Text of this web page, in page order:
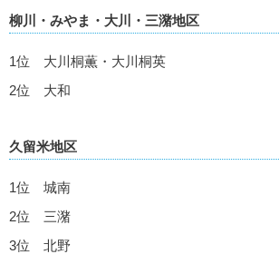
柳川・みやま・大川・三潴地区
1位 大川桐薫・大川桐英
2位 大和
久留米地区
1位 城南
2位 三潴
3位 北野